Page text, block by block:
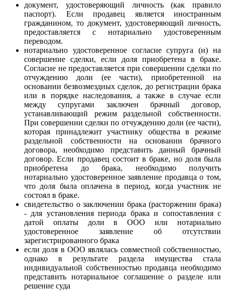
документ, удостоверяющий личность (как правило
паспорт). Если продавец является иностранным
гражданином, то документ, удостоверяющий личность,
предоставляется с нотариально удостоверенным
переводом.
нотариально удостоверенное согласие супруга (и) на
совершение сделки, если доля приобретена в браке.
Согласие не предоставляется при совершении сделки по
отчуждению доли (ее части), приобретенной на
основании безвозмездных сделок, до регистрации брака
или в порядке наследования, а также в случае если
между супругами заключен брачный договор,
устанавливающий режим раздельной собственности.
При совершении сделки по отчуждению доли (ее части),
которая принадлежит участнику общества в режиме
раздельной собственности на основании брачного
договора, необходимо представить данный брачный
договор. Если продавец состоит в браке, но доля была
приобретена до брака, необходимо получить
нотариально удостоверенное заявление продавца о том,
что доля была оплачена в период, когда участник не
состоял в браке.
свидетельство о заключении брака (расторжении брака)
- для установления периода брака и сопоставления с
датой оплаты доли в ООО или нотариально
удостоверенное заявление об отсутствии
зарегистрированного брака
если доля в ООО являлась совместной собственностью,
однако в результате раздела имущества стала
индивидуальной собственностью продавца необходимо
представить нотариальное соглашение о разделе или
решение суда